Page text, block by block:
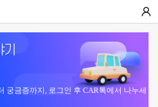
궁금증까지, 로그인 후 CAR톡에서 나누세